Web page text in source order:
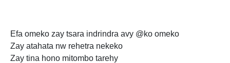
Efa omeko zay tsara indrindra avy @ko omeko
Zay atahata nw rehetra nekeko
Zay tina hono mitombo tarehy